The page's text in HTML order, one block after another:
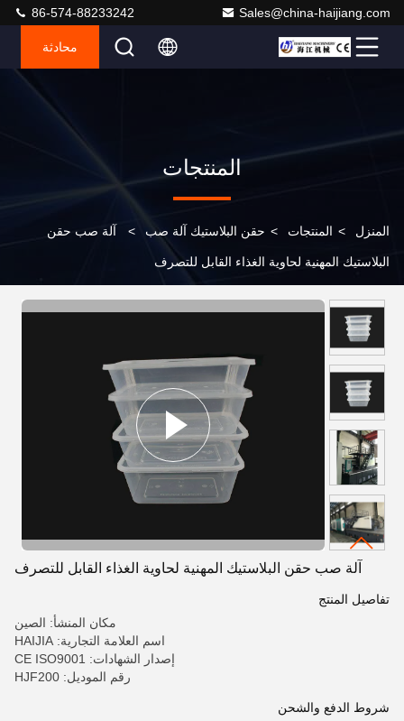
Sales@china-haijiang.com
86-574-88233242
محادثة
المنتجات
المنزل > المنتجات > حقن البلاستيك آلة صب > آلة صب حقن
البلاستيك المهنية لحاوية الغذاء القابل للتصرف
آلة صب حقن البلاستيك المهنية لحاوية الغذاء القابل للتصرف
تفاصيل المنتج
مكان المنشأ: الصين
اسم العلامة التجارية: HAIJIA
إصدار الشهادات: CE ISO9001
رقم الموديل: HJF200
شروط الدفع والشحن